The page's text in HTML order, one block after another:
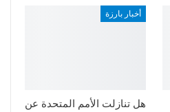
أخبار بارزة
هل تنازلت الأمم المتحدة عن